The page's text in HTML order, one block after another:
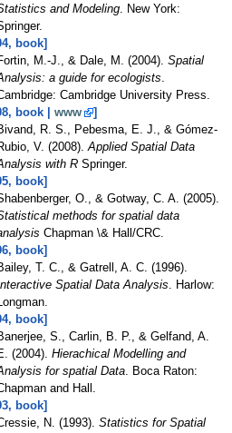
and Modeling. New York:
book]
M.-J., & Dale, M. (2004). Spatial
a guide for ecologists.
Cambridge University Press.
book | www
]
R. S., Pebesma, E. J., & Gómez-
V. (2008).Applied Spatial Data
with RSpringer.
book]
O., & Gotway, C. A. (2005).
methods for spatial data
Chapman \& Hall/CRC.
book]
T. C., & Gatrell, A. C. (1996).
Spatial Data Analysis. Harlow:
book]
S., Carlin, B. P., & Gelfand, A.
(2004). Hierachical Modelling and
for spatial Data. Boca Raton:
and Hall.
book]
N. (1993). Statistics for Spatial